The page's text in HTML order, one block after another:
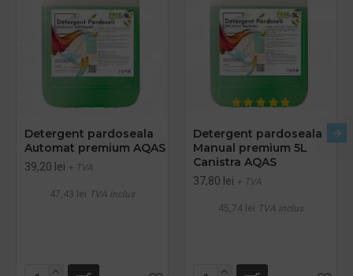
Detergent pardoseala
Automat premium AQAS
39,20 lei + TVA
47,43 lei TVA inclus
Detergent pardoseala
Manual premium 5L
Canistra AQAS
37,80 lei + TVA
45,74 lei TVA inclus